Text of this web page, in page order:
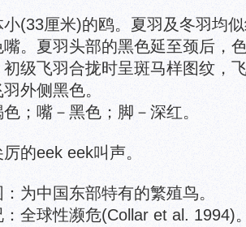
(33厘米)的鸥。夏羽及冬羽均
嘴。夏羽头部的黑色延至颈后，
级飞羽合拢时呈斑马样图纹，
外侧黑色。
；嘴－黑色；脚－深红。
的eek eek叫声。
为中国东部特有的繁殖鸟。
全球性濒危(Collar et al. 1994)